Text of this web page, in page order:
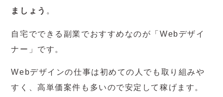
ましょう 。
自宅でできる副業でおすすめなのが「Webデザイ
ナー」です。
Webデザインの仕事は初めての人でも取り組みや
すく、高単価案件も多いので安定して稼げます。